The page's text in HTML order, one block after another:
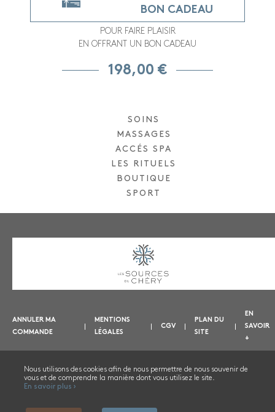
Nous utilisons des cookies afin de nous permettre de nous souvenir de
vous et de comprendre la manière dont vous utilisez le site.
En savoir plus ›
BON CADEAU
POUR FAIRE PLAISIR
EN OFFRANT UN BON CADEAU
198,00 €
SOINS
MASSAGES
ACCÉS SPA
LES RITUELS
BOUTIQUE
SPORT
ANNULER MA
COMMANDE
MENTIONS
LÉGALES
CGV
PLAN DU
SITE
EN
SAVOIR
+
NOUS CONTACTER